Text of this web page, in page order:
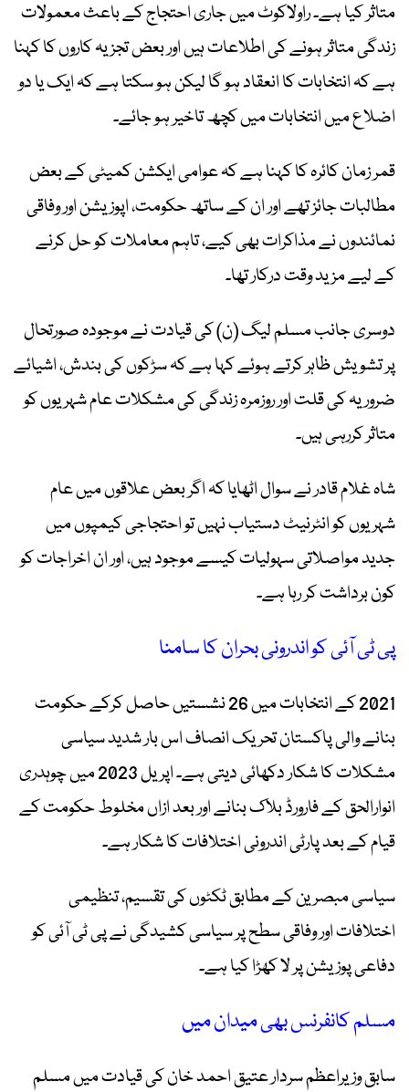
متاثر کیا ہے۔ راولاکوٹ میں جاری احتجاج کے باعث معمولات
زندگی متاثر ہونے کی اطلاعات ہیں اور بعض تجزیہ کاروں کا کہنا
ہے کہ انتخابات کا انعقاد ہو گا لیکن ہو سکتا ہے کہ ایک یا دو
اضلاع میں انتخابات میں کچھ تاخیر ہو جائے۔
قمر زمان کائرہ کا کہنا ہے کہ عوامی ایکشن کمیٹی کے بعض
مطالبات جائز تھے اور ان کے ساتھ حکومت، اپوزیشن اور وفاقی
نمائندوں نے مذاکرات بھی کیے، تاہم معاملات کو حل کرنے
کے لیے مزید وقت درکار تھا۔
دوسری جانب مسلم لیگ (ن) کی قیادت نے موجودہ صورتحال
پر تشویش ظاہر کرتے ہوئے کہا ہے کہ سڑکوں کی بندش، اشیائے
ضروریہ کی قلت اور روزمرہ زندگی کی مشکلات عام شہریوں کو
متاثر کررہی ہیں۔
شاہ غلام قادر نے سوال اٹھایا کہ اگر بعض علاقوں میں عام
شہریوں کو انٹرنیٹ دستیاب نہیں تو احتجاجی کیمپوں میں
جدید مواصلاتی سہولیات کیسے موجود ہیں، اور ان اخراجات کو
کون برداشت کر رہا ہے۔
پی ٹی آئی کو اندرونی بحران کا سامنا
2021 کے انتخابات میں 26 نشستیں حاصل کرکے حکومت
بنانے والی پاکستان تحریک انصاف اس بار شدید سیاسی
مشکلات کا شکار دکھائی دیتی ہے۔ اپریل 2023 میں چوہدری
انوارالحق کے فارورڈ بلاک بنانے اور بعد ازاں مخلوط حکومت کے
قیام کے بعد پارٹی اندرونی اختلافات کا شکار ہے۔
سیاسی مبصرین کے مطابق ٹکٹوں کی تقسیم، تنظیمی
اختلافات اور وفاقی سطح پر سیاسی کشیدگی نے پی ٹی آئی کو
دفاعی پوزیشن پر لا کھڑا کیا ہے۔
مسلم کانفرنس بھی میدان میں
سابق وزیراعظم سردار عتیق احمد خان کی قیادت میں مسلم